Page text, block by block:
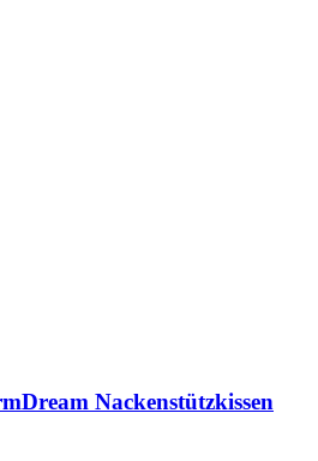
Nackenstützkissen